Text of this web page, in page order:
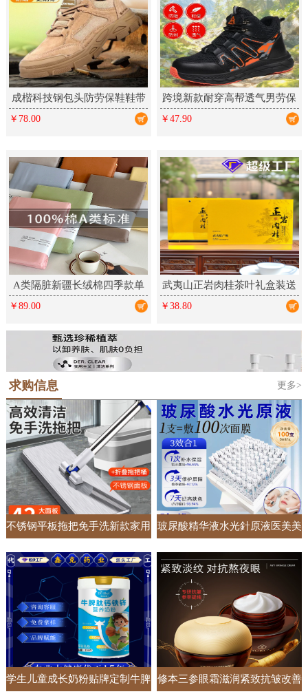
成楷科技钢包头防劳保鞋鞋带
反绒皮凯夫拉中底防刺橡胶工
￥78.00
跨境新款耐穿高帮透气男劳保
鞋防滑厨师轻便舒适防砸防刺
￥47.90
A类隔脏新疆长绒棉四季款单
件床单床笠床上铺盖单品全棉
￥89.00
武夷山正岩肉桂茶叶礼盒装送
礼乌龙茶新茶大红袍岩茶高档
￥38.80
求购信息 更多>
不锈钢平板拖把免手洗新款家用
一拖净懒人加大加宽吸水拖地神
器
玻尿酸精华液水光針原液医美美
容院专供面部护肤套盒居家收缩
毛孔
学生儿童成长奶粉贴牌定制牛脾 修本三参眼霜滋润紧致抗皱改善